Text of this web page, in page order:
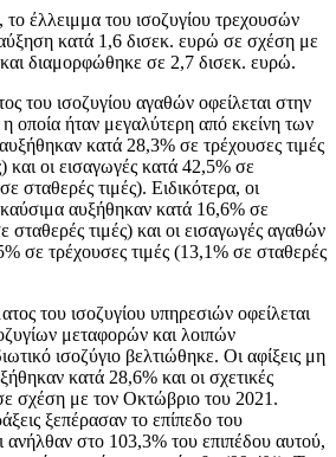
, το έλλειμμα του ισοζυγίου τρεχουσών
κατά 1,6 δισεκ. ευρώ σε σχέση με
διαμορφώθηκε σε 2,7 δισεκ. ευρώ.
του ισοζυγίου αγαθών οφείλεται στην
οποία ήταν μεγαλύτερη από εκείνη των
κατά 28,3% σε τρέχουσες τιμές
και οι εισαγωγές κατά 42,5% σε
σταθερές τιμές). Ειδικότερα, οι
αυξήθηκαν κατά 16,6% σε
σταθερές τιμές) και οι εισαγωγές αγαθών
σε τρέχουσες τιμές (13,1% σε σταθερές
του ισοζυγίου υπηρεσιών οφείλεται
μεταφορών και λοιπών
ισοζύγιο βελτιώθηκε. Οι αφίξεις μη
κατά 28,6% και οι σχετικές
σχέση με τον Οκτώβριο του 2021.
ξεπέρασαν το επίπεδο του
στο 103,3% του επιπέδου αυτού,